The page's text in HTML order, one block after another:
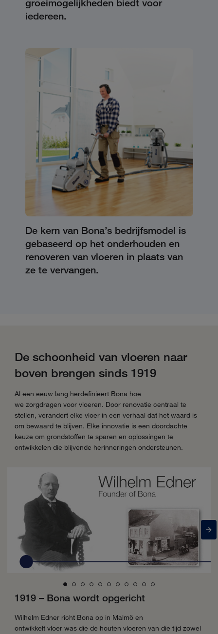
groeimogelijkheden biedt voor
iedereen.
De kern van Bona’s bedrijfsmodel is
gebaseerd op het onderhouden en
renoveren van vloeren in plaats van
ze te vervangen.
De schoonheid van vloeren naar
boven brengen sinds 1919
Al een eeuw lang herdefinieert Bona hoe
we zorgdragen voor vloeren. Door renovatie centraal te
stellen, verandert elke vloer in een verhaal dat het waard is
om bewaard te blijven. Elke innovatie is een doordachte
keuze om grondstoffen te sparen en oplossingen te
ontwikkelen die blijvende herinneringen ondersteunen.
1919 – Bona wordt opgericht
Wilhelm Edner richt Bona op in Malmö en
ontwikkelt vloer was die de houten vloeren van die tijd zowel